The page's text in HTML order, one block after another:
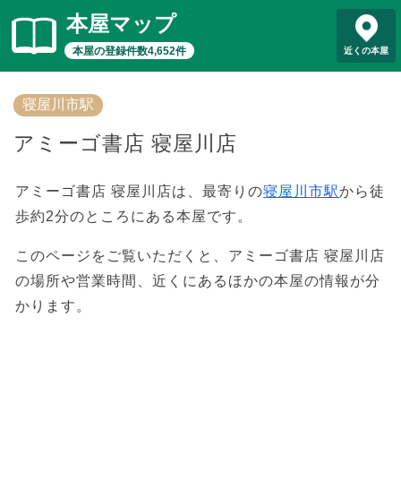
本屋マップ
本屋の登録件数4,652件 近くの本屋
寝屋川市駅
アミーゴ書店 寝屋川店
アミーゴ書店 寝屋川店は、最寄りの寝屋川市駅から徒
歩約2分のところにある本屋です。
このページをご覧いただくと、アミーゴ書店 寝屋川店
の場所や営業時間、近くにあるほかの本屋の情報が分
かります。